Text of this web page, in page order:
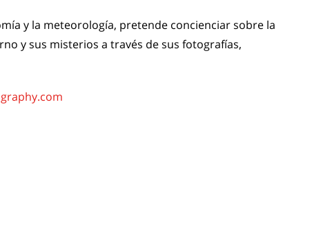
y la meteorología, pretende concienciar sobre la
y sus misterios a través de sus fotografías,